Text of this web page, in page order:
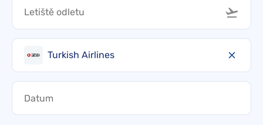
Turkish Airlines